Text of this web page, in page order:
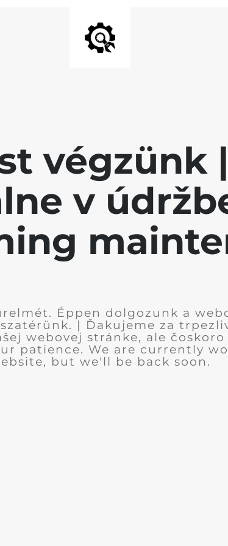
végzünk
v
Éppen dolgozunk a
| Ďakujeme za
webovej stránke, ale čoskoro
patience. We are currently
but we'll be back soon.